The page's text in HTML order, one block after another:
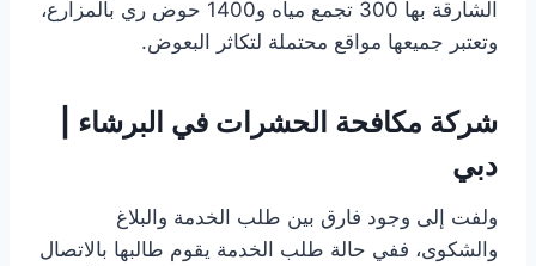
الشارقة بها 300 تجمع مياه و1400 حوض ري بالمزارع،
وتعتبر جميعها مواقع محتملة لتكاثر البعوض.
شركة مكافحة الحشرات في البرشاء |
دبي
ولفت إلى وجود فارق بين طلب الخدمة والبلاغ
والشكوى، ففي حالة طلب الخدمة يقوم طالبها بالاتصال